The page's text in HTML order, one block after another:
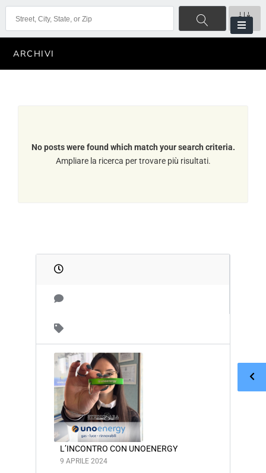
ARCHIVI
No posts were found which match your search criteria.
Ampliare la ricerca per trovare più risultati.
L’INCONTRO CON UNOENERGY
9 APRILE 2024